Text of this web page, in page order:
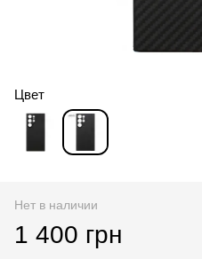
Цвет
Нет в наличии
1 400 грн